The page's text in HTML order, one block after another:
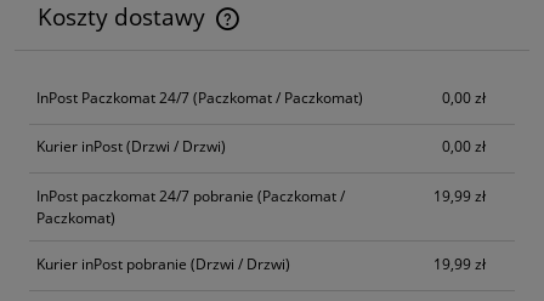
Koszty dostawy
Cena nie zawiera ewentualnych kosztów płatności
InPost Paczkomat 24/7(Paczkomat / Paczkomat) 0,00 zł
Kurier inPost(Drzwi / Drzwi) 0,00 zł
InPost paczkomat 24/7 pobranie (Paczkomat /
Paczkomat)
19,99 zł
Kurier inPost pobranie (Drzwi / Drzwi) 19,99 zł